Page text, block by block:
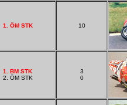
1. ÖM STK 10
1. BM STK
2. ÖM STK
3
0